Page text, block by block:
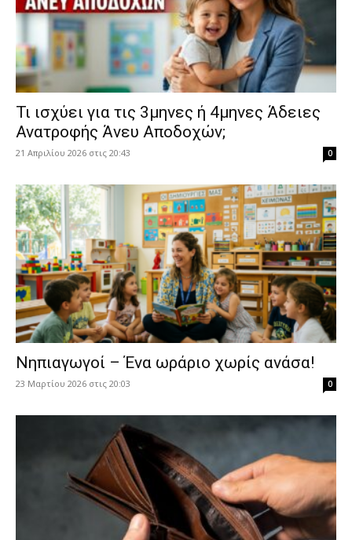
​Τι ισχύει για τις 3μηνες ή 4μηνες Άδειες
Ανατροφής Άνευ Αποδοχών;
21 Απριλίου 2026 στις 20:43 0
Νηπιαγωγοί – Ένα ωράριο χωρίς ανάσα!
23 Μαρτίου 2026 στις 20:03 0